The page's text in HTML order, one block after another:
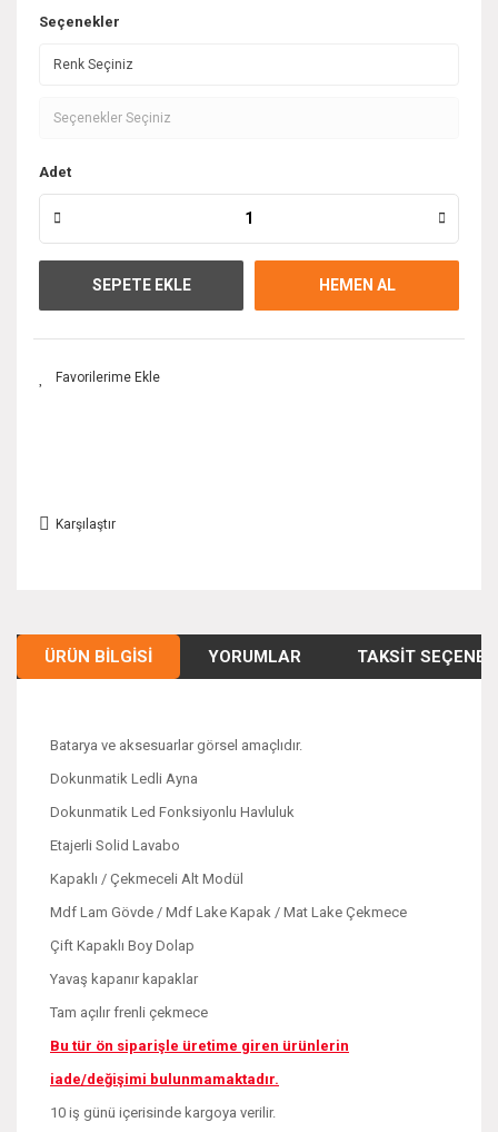
Seçenekler
Adet
SEPETE EKLE HEMEN AL
Karşılaştır
ÜRÜN BILGISI YORUMLAR TAKSIT
Batarya ve aksesuarlar görsel amaçlıdır.
Dokunmatik Ledli Ayna
Dokunmatik Led Fonksiyonlu Havluluk
Etajerli Solid Lavabo
Kapaklı / Çekmeceli Alt Modül
Mdf Lam Gövde / Mdf Lake Kapak / Mat Lake Çekmece
Çift Kapaklı Boy Dolap
Yavaş kapanır kapaklar
Tam açılır frenli çekmece
Bu tür ön siparişle üretime giren ürünlerin
iade/değişimi bulunmamaktadır.
10 iş günü içerisinde kargoya verilir.